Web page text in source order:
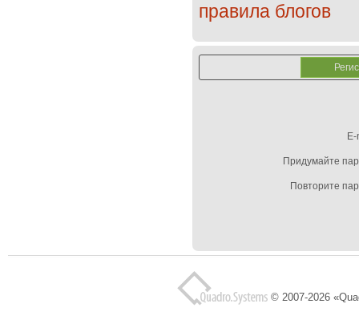
правила блогов
Придумайте
Повторите
© 2007-2026